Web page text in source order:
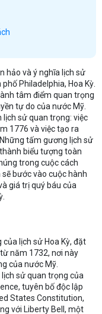
hảo và ý nghĩa lịch sử
Philadelphia, Hoa Kỳ.
tâm điểm quan trọng
tự do của nước Mỹ.
lịch sử quan trọng: việc
1776 và việc tạo ra
tấm gương lịch sử
biểu tượng toàn
trong cuộc cách
bước vào cuộc hành
giá trị quý báu của
lịch sử Hoa Kỳ, đặt
năm 1732, nơi này
của nước Mỹ.
sử quan trọng của
tuyên bố độc lập
States Constitution,
với Liberty Bell, một